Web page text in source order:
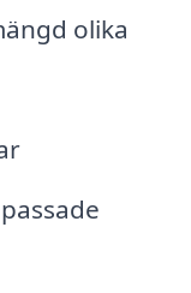
olika